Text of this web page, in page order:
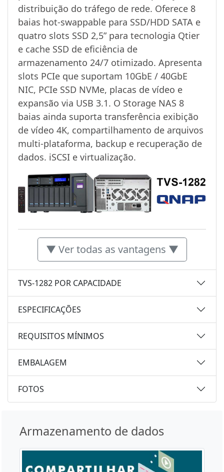
distribuição do tráfego de rede. Oferece 8
baias hot-swappable para SSD/HDD SATA e
quatro slots SSD 2,5” para tecnologia Qtier
e cache SSD de eficiência de
armazenamento 24/7 otimizado. Apresenta
slots PCIe que suportam 10GbE / 40GbE
NIC, PCIe SSD NVMe, placas de vídeo e
expansão via USB 3.1. O Storage NAS 8
baias ainda suporta transferência exibição
de vídeo 4K, compartilhamento de arquivos
multi-plataforma, backup e recuperação de
dados. iSCSI e virtualização.
▼ Ver todas as vantagens ▼
TVS-1282 POR CAPACIDADE
ESPECIFICAÇÕES
REQUISITOS MÍNIMOS
EMBALAGEM
FOTOS
Armazenamento de dados